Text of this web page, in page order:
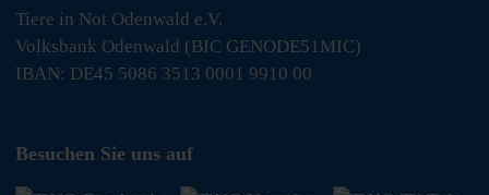
Tiere in Not Odenwald e.V.
Volksbank Odenwald (BIC GENODE51MIC)
IBAN: DE45 5086 3513 0001 9910 00
Besuchen Sie uns auf